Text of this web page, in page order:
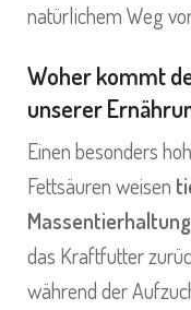
natürlichem Weg
Woher kommt
unserer
Einen besonders
Fettsäuren weisen
Massentierhaltung
das Kraftfutter
während der